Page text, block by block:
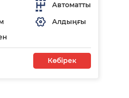
Автоматты
Алдыңғы
Көбірек